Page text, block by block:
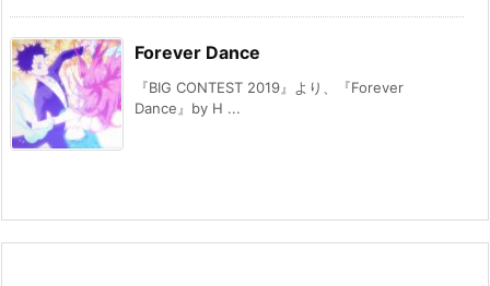
Forever Dance
『BIG CONTEST 2019』より、『Forever
Dance』by H ...